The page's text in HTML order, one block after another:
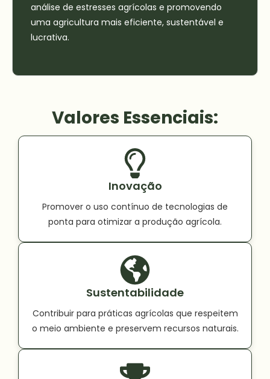
análise de estresses agrícolas e promovendo
uma agricultura mais eficiente, sustentável e
lucrativa.
Valores Essenciais:
Inovação
Promover o uso contínuo de tecnologias de
ponta para otimizar a produção agrícola.
Sustentabilidade
Contribuir para práticas agrícolas que respeitem
o meio ambiente e preservem recursos naturais.